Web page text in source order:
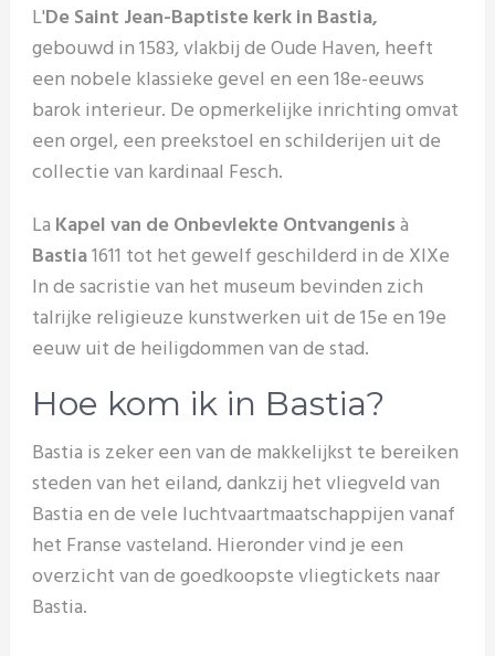
L'De Saint Jean-Baptiste kerk in Bastia,
gebouwd in 1583, vlakbij de Oude Haven, heeft
een nobele klassieke gevel en een 18e-eeuws
barok interieur. De opmerkelijke inrichting omvat
een orgel, een preekstoel en schilderijen uit de
collectie van kardinaal Fesch.
La Kapel van de Onbevlekte Ontvangenisà
Bastia1611 tot het gewelf geschilderd in de XIXe
In de sacristie van het museum bevinden zich
talrijke religieuze kunstwerken uit de 15e en 19e
eeuw uit de heiligdommen van de stad.
Hoe kom ik in Bastia?
Bastia is zeker een van de makkelijkst te bereiken
steden van het eiland, dankzij het vliegveld van
Bastia en de vele luchtvaartmaatschappijen vanaf
het Franse vasteland. Hieronder vind je een
overzicht van de goedkoopste vliegtickets naar
Bastia.